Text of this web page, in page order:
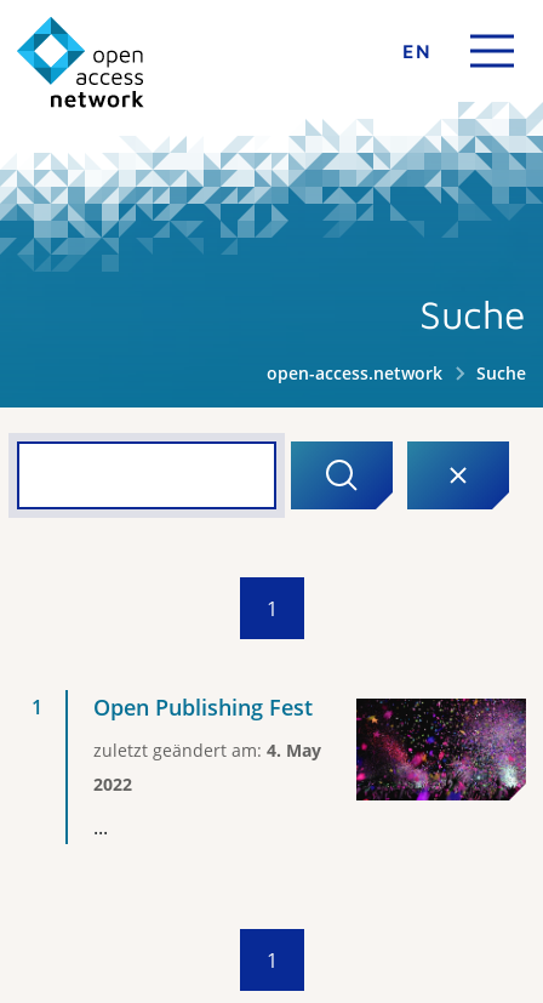
EN
Suche
open-access.network Suche
1
Open Publishing Fest
zuletzt geändert am: 4. May
2022
...
1